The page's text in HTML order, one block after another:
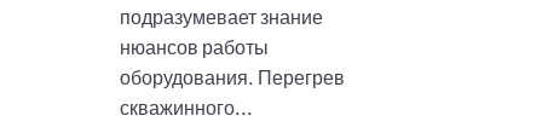
подразумевает знание
нюансов работы
оборудования. Перегрев
скважинного...